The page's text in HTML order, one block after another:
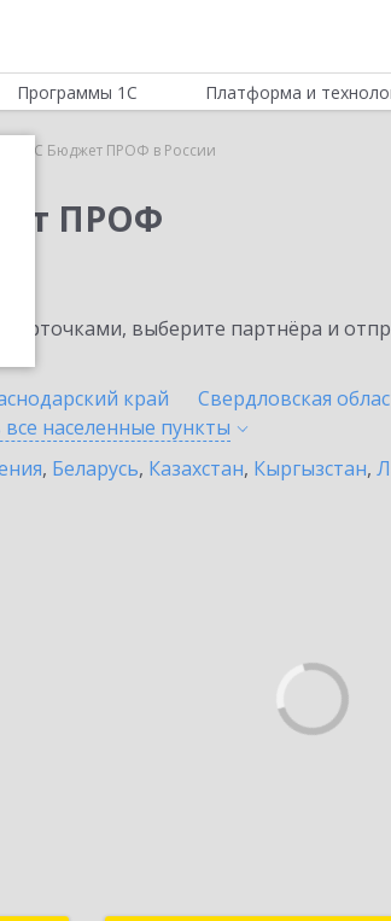
Программы 1С Платформа и
ИТС Бюджет ПРОФ в России
ПРОФ
выберите партнёра и
край Свердловская
населенные пункты
, Беларусь, Казахстан, Кыргызстан,